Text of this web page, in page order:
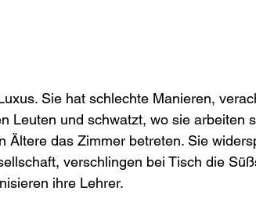
Sie hat schlechte Manieren,
Leuten und schwatzt, wo sie arbeiten
Ältere das Zimmer betreten. Sie
verschlingen bei Tisch die
ihre Lehrer.